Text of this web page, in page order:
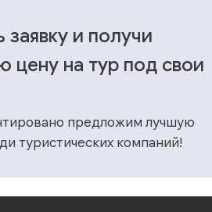
заявку и получи
цену на тур под свои
предложим лучшую
туристических компаний!